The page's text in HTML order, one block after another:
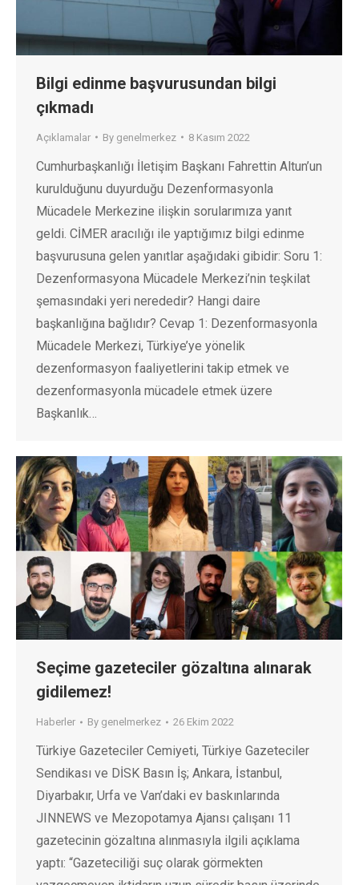
Bilgi edinme başvurusundan bilgi
çıkmadı
Açıklamalar By genelmerkez 8 Kasım 2022
Cumhurbaşkanlığı İletişim Başkanı Fahrettin Altun’un
kurulduğunu duyurduğu Dezenformasyonla
Mücadele Merkezine ilişkin sorularımıza yanıt
geldi. CİMER aracılığı ile yaptığımız bilgi edinme
başvurusuna gelen yanıtlar aşağıdaki gibidir: Soru 1:
Dezenformasyona Mücadele Merkezi’nin teşkilat
şemasındaki yeri nerededir? Hangi daire
başkanlığına bağlıdır? Cevap 1: Dezenformasyonla
Mücadele Merkezi, Türkiye’ye yönelik
dezenformasyon faaliyetlerini takip etmek ve
dezenformasyonla mücadele etmek üzere
Başkanlık…
Seçime gazeteciler gözaltına alınarak
gidilemez!
Haberler By genelmerkez 26 Ekim 2022
Türkiye Gazeteciler Cemiyeti, Türkiye Gazeteciler
Sendikası ve DİSK Basın İş; Ankara, İstanbul,
Diyarbakır, Urfa ve Van’daki ev baskınlarında
JINNEWS ve Mezopotamya Ajansı çalışanı 11
gazetecinin gözaltına alınmasıyla ilgili açıklama
yaptı: “Gazeteciliği suç olarak görmekten